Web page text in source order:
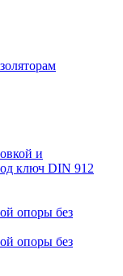
и
ключ DIN 912
опоры без
опоры без